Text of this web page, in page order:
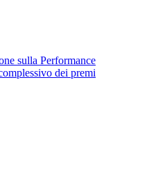
sulla Performance
dei premi